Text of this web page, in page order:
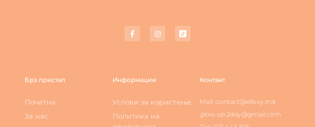
Брз пристап
Почетна
За нас
Информации
Услови за користење
Политика на
Контакт
Mail: contact@elloxy.mk
glow.up.2day@gmail.com